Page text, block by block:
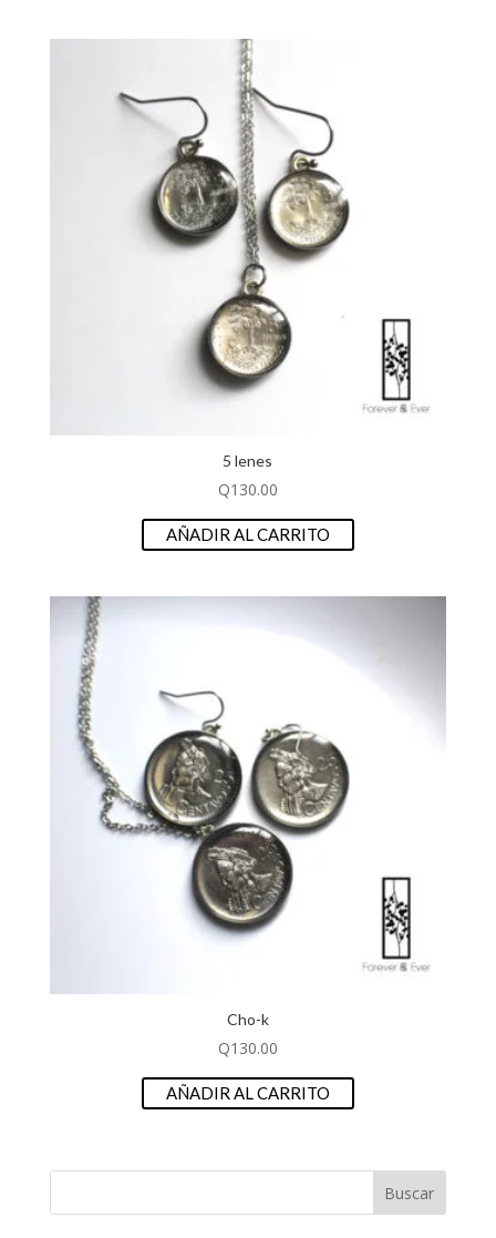
5 lenes
Q130.00
AÑADIR AL CARRITO
Cho-k
Q130.00
AÑADIR AL CARRITO